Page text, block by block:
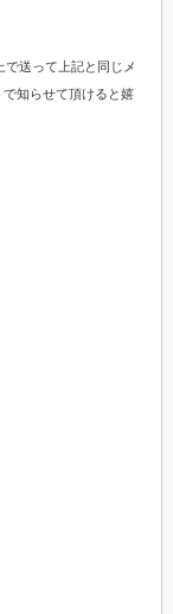
で送って上記と同じメ
知らせて頂けると嬉